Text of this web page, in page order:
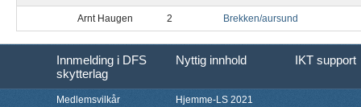
Arnt Haugen 2 Brekken/aursund
Innmelding i DFS
skytterlag
Nyttig innhold IKT support
Medlemsvilkår
Hjemme-LS 2021